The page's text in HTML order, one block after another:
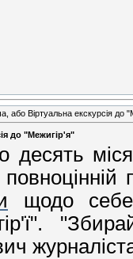
або Віртуальна екскурсія до
до "Межигір'я"
десять
щодо себе